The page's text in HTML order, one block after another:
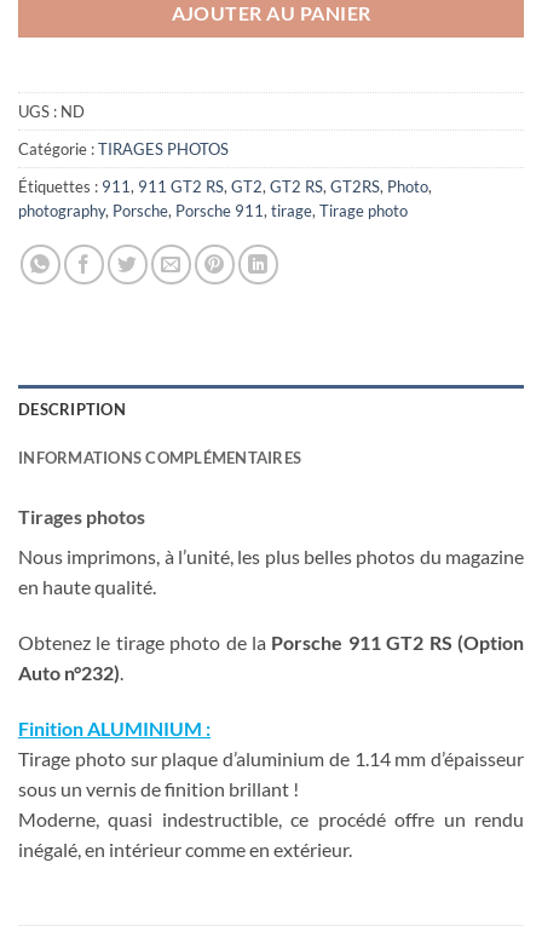
AJOUTER AU PANIER
UGS : ND
Catégorie :TIRAGES PHOTOS
Étiquettes : 911, 911 GT2 RS, GT2, GT2 RS, GT2RS, Photo,
photography, Porsche, Porsche 911, tirage, Tirage photo
DESCRIPTION
INFORMATIONS COMPLÉMENTAIRES
Tirages photos
Nous imprimons, à l’unité, les plus belles photos du magazine
en haute qualité.
Obtenez le tirage photo de la Porsche 911 GT2 RS (Option
Auto n°232)
Finition ALUMINIUM :
Tirage photo sur plaque d’aluminium de 1.14 mm d’épaisseur
sous un vernis de finition brillant !
Moderne, quasi indestructible, ce procédé offre un rendu
inégalé, en intérieur comme en extérieur.